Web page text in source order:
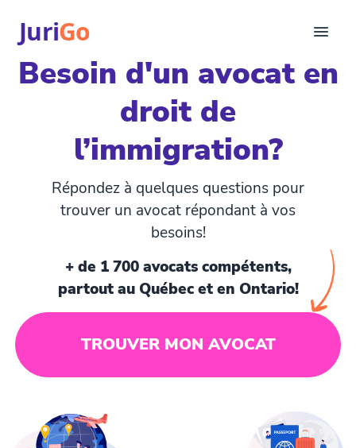
JuriGo
Consultation
Articles juridiques
Trouver un avocat
Besoin d'un avocat en
droit de
l’immigration?
Répondez à quelques questions pour
trouver un avocat répondant à vos
besoins!
+ de 1 700 avocats compétents,
partout au Québec et en Ontario!
TROUVER MON AVOCAT